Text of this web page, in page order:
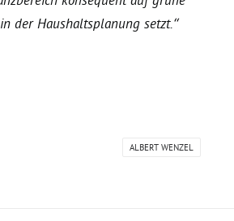
der Haushaltsplanung setzt.“
ALBERT WENZEL